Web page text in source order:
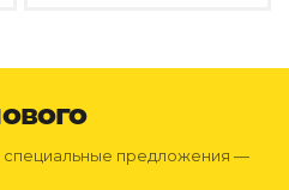
специальные предложения —